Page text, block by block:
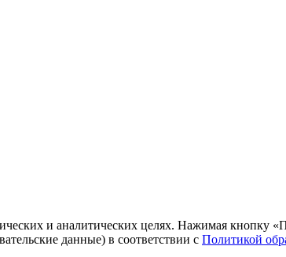
и аналитических целях. Нажимая кнопку
данные) в соответствии с Политикой